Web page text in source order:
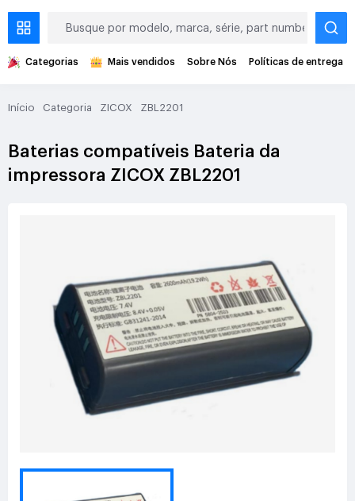
Categorias Mais vendidos Sobre Nós Políticas de entrega
Início Categoria ZICOX ZBL2201
Baterias compatíveis Bateria da
impressora ZICOX ZBL2201